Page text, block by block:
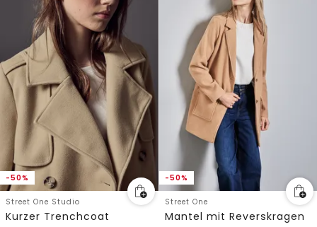
-50%
Street One Studio
Kurzer Trenchcoat
-50%
Street One
Mantel mit Reverskragen